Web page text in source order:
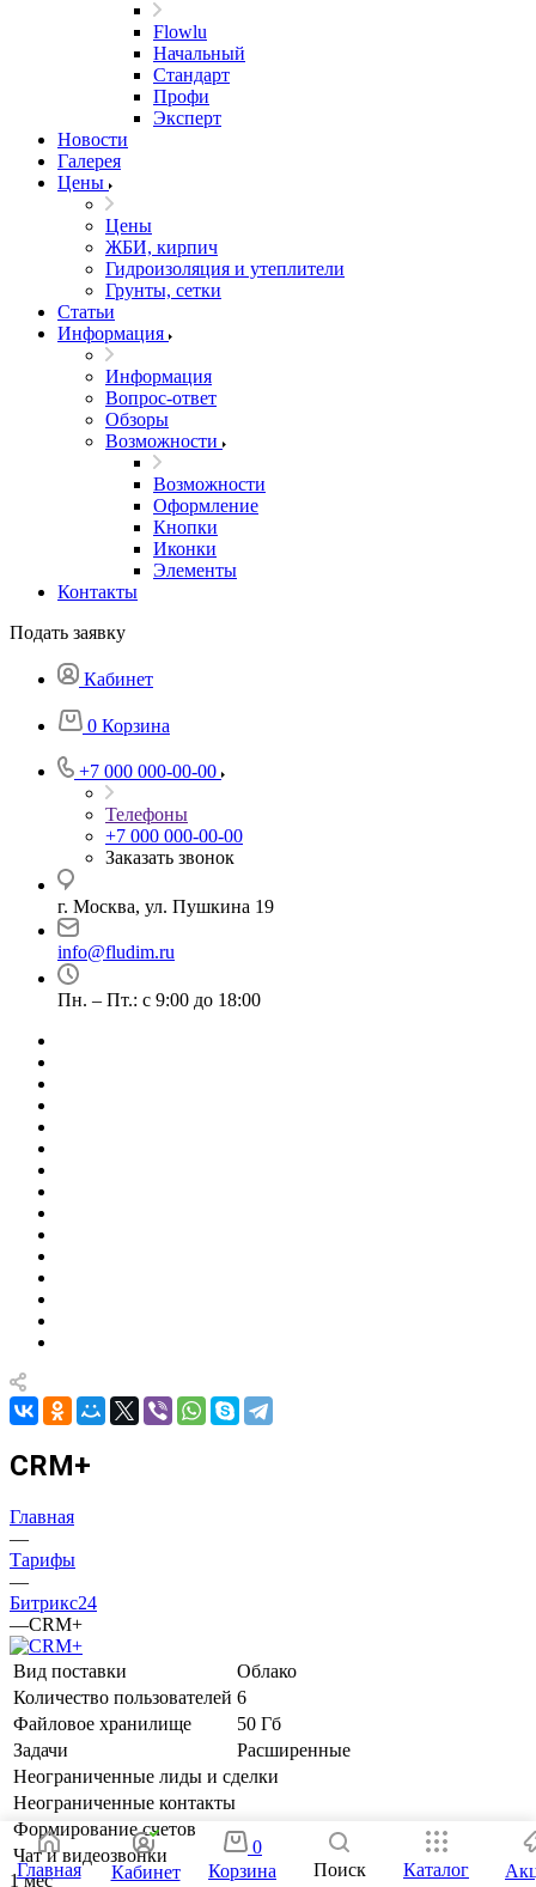
Flowlu
Начальный
Стандарт
Профи
Эксперт
Новости
Галерея
Цены
Цены
ЖБИ, кирпич
Гидроизоляция и утеплители
Грунты, сетки
Статьи
Информация
Информация
Вопрос-ответ
Обзоры
Возможности
Возможности
Оформление
Кнопки
Иконки
Элементы
Контакты
Подать заявку
Кабинет
0 Корзина
+7 000 000-00-00
Телефоны
+7 000 000-00-00
Заказать звонок
г. Москва, ул. Пушкина 19
info@fludim.ru
Пн. – Пт.: с 9:00 до 18:00
CRM+
Главная
—
Тарифы
—
Битрикс24
—CRM+
Вид поставки
Облако
Количество пользователей 6
Файловое хранилище
50 Гб
Задачи
Расширенные
Неограниченные лиды и сделки
Неограниченные контакты
Формирование счетов
Чат и видеозвонки
1 мес
Главная Кабинет
0
Корзина
Поиск Каталог